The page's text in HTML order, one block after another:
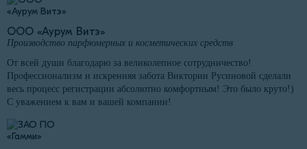
ООО «Аурум Витэ»
Производство парфюмерных и косметических средств
От всей души благодарю за великолепное сотрудничество!
Профессионализм и искренняя забота Виктории Русиновой сделали
весь процесс регистрации абсолютно комфортным! Это было круто!)
С уважением к вам и вашей компании!